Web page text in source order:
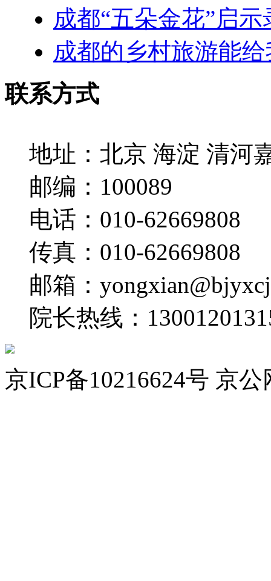
成都“五朵金花”启示
成都的乡村旅游能
联系方式
地址： 北京 海淀 清河
邮编： 100089
电话： 010-62669808
传真： 010-62669808
邮箱：
院长热线：
京ICP备10216624号 京